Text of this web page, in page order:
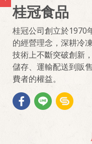
桂冠食品
桂冠公司創立於1970
的經營理念，深耕冷
技術上不斷突破創新
儲存、運輸配送到販
費者的權益。